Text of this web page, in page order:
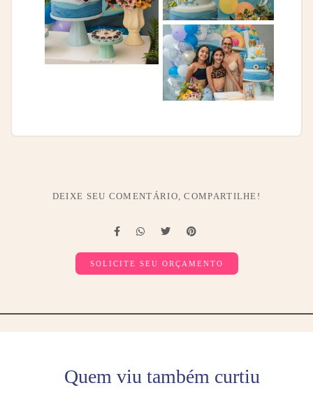
DEIXE SEU COMENTÁRIO, COMPARTILHE!
SOLICITE SEU ORÇAMENTO
Quem viu também curtiu